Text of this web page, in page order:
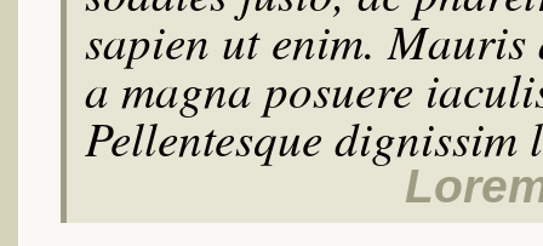
sapien ut enim. Mauris
a magna posuere
Pellentesque dignissim